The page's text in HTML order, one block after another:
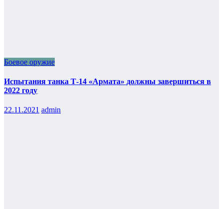
Боевое оружие
Испытания танка Т-14 «Армата» должны завершиться в
2022 году
22.11.2021 admin